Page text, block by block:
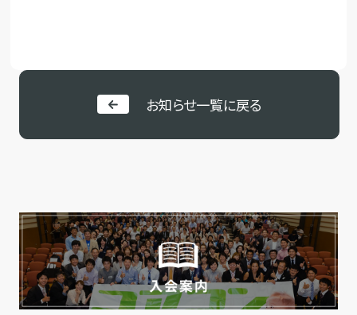
お知らせ一覧に戻る